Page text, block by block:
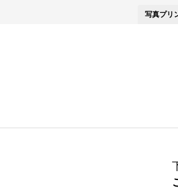
写真プリ